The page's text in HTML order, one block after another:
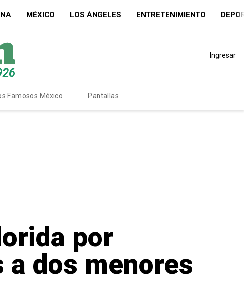
MÉXICO LOS ÁNGELES ENTRETENIMIENTO
Ingresar
Famosos México Pantallas
por
dos menores